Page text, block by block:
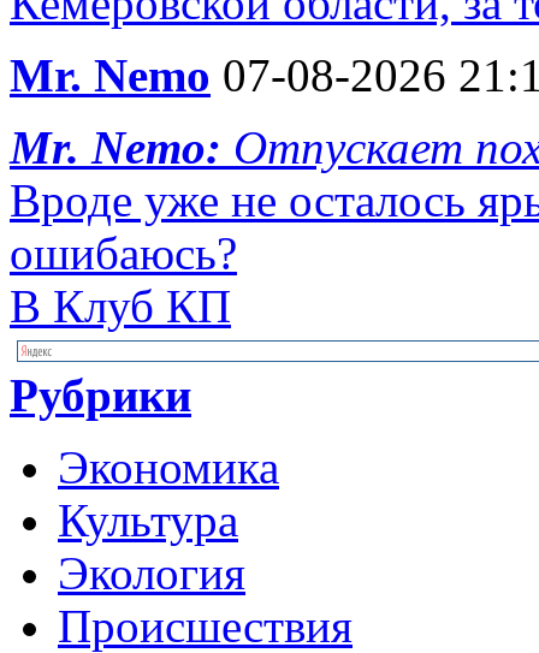
Mr. Nemo 07-08-2026
Mr. Nemo: Отпускает
Вроде уже не осталось
ошибаюсь?
В Клуб КП
Рубрики
Экономика
Культура
Экология
Происшествия